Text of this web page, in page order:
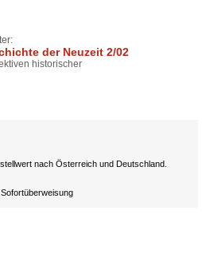
der Neuzeit 2/02
historischer
nach Österreich und Deutschland.